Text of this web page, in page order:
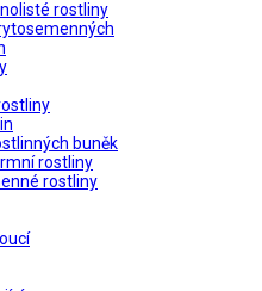
rostliny
buněk
rostliny
rostliny